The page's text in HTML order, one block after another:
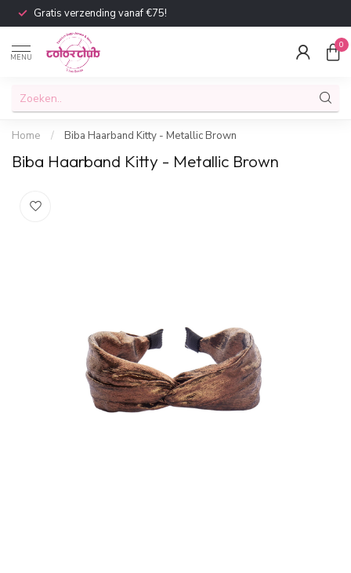
Gratis verzending vanaf €75!
MENU
0
Home / Biba Haarband Kitty - Metallic Brown
Biba Haarband Kitty - Metallic Brown